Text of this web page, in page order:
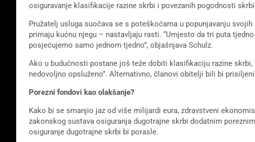
osiguravanje klasifikacije razine skrbi i povezanih pogodnosti
Pružatelj usluga suočava se s poteškoćama u popunjavanju
primaju kućnu njegu – nastavljaju rasti. “Umjesto da tri puta
posjećujemo samo jednom tjedno”, objašnjava Schulz.
Ako u budućnosti postane još teže dobiti klasifikaciju razine
nedovoljno opsluženo”. Alternativno, članovi obitelji bili bi
Porezni fondovi kao olakšanje?
Kako bi se smanjio jaz od više milijardi eura, zdravstveni
zakonskog sustava osiguranja dugotrajne skrbi dodatnim
osiguranje dugotrajne skrbi bi porasle.